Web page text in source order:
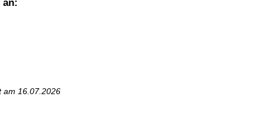
am 16.07.2026